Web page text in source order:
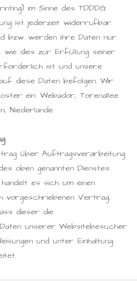
im Sinne des TDDDG
ist jederzeit widerrufbar.
bzw. werden Ihre Daten nur
wie dies zur Erfüllung seiner
ist und unsere
diese Daten befolgen. Wir
ein: Webador, Torenallee
Niederlande.
über Auftragsverarbeitung
oben genannten Dienstes
es sich um einen
vorgeschriebenen Vertrag,
dieser die
unserer Websitebesucher
und unter Einhaltung